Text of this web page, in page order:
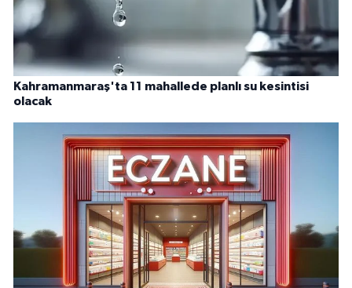
Kahramanmaraş'ta 11 mahallede planlı su kesintisi
olacak